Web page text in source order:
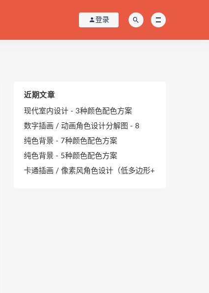
登录
近期文章
现代室内设计 - 3种颜色配色方案
数字插画 / 动画角色设计分解图 - 8
纯色背景 - 7种颜色配色方案
纯色背景 - 5种颜色配色方案
卡通插画 / 像素风角色设计（低多边形+